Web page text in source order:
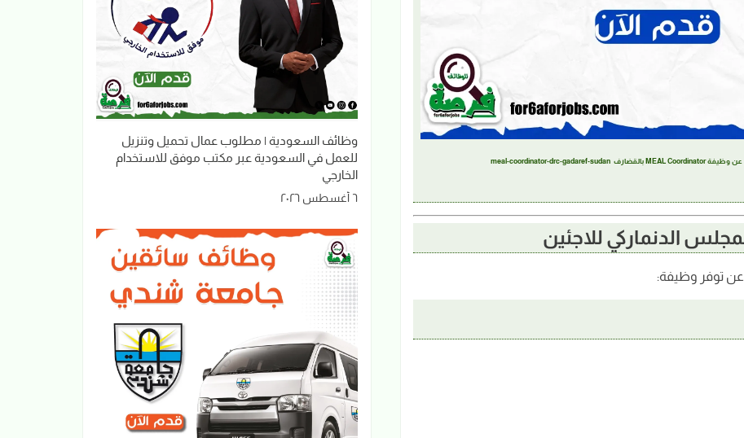
عن توفر وظيفة:
وظائف السعودية | مطلوب عمال تحميل وتنزيل
للعمل في السعودية عبر مكتب موفق للاستخدام
الخارجي
٦ أغسطس ٢٠٢٦